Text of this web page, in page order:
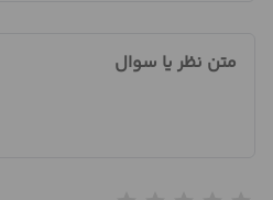
متن نظر یا سوال